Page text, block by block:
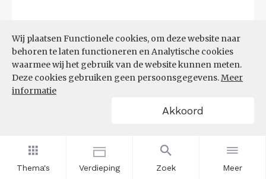
Thema's Verdieping Zoek Meer
Wij plaatsen Functionele cookies, om deze website naar
behoren te laten functioneren en Analytische cookies
waarmee wij het gebruik van de website kunnen meten.
Deze cookies gebruiken geen persoonsgegevens.Meer
informatie
Akkoord